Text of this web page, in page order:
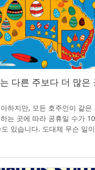
다른 주보다 더 많은
하지만, 모든 호주인이 같은
는 곳에 따라 공휴일 수가
있습니다. 도대체 무슨 일